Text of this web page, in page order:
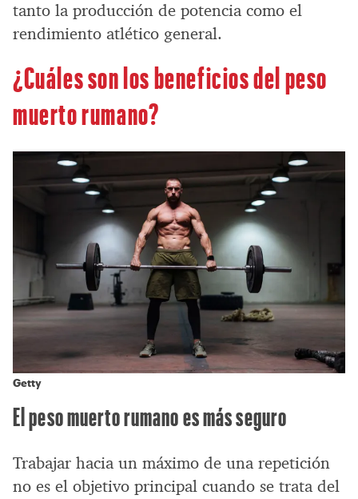
tanto la producción de potencia como el
rendimiento atlético general.
¿Cuáles son los beneficios del peso
muerto rumano?
Getty
El peso muerto rumano es más seguro
Trabajar hacia un máximo de una repetición
no es el objetivo principal cuando se trata del